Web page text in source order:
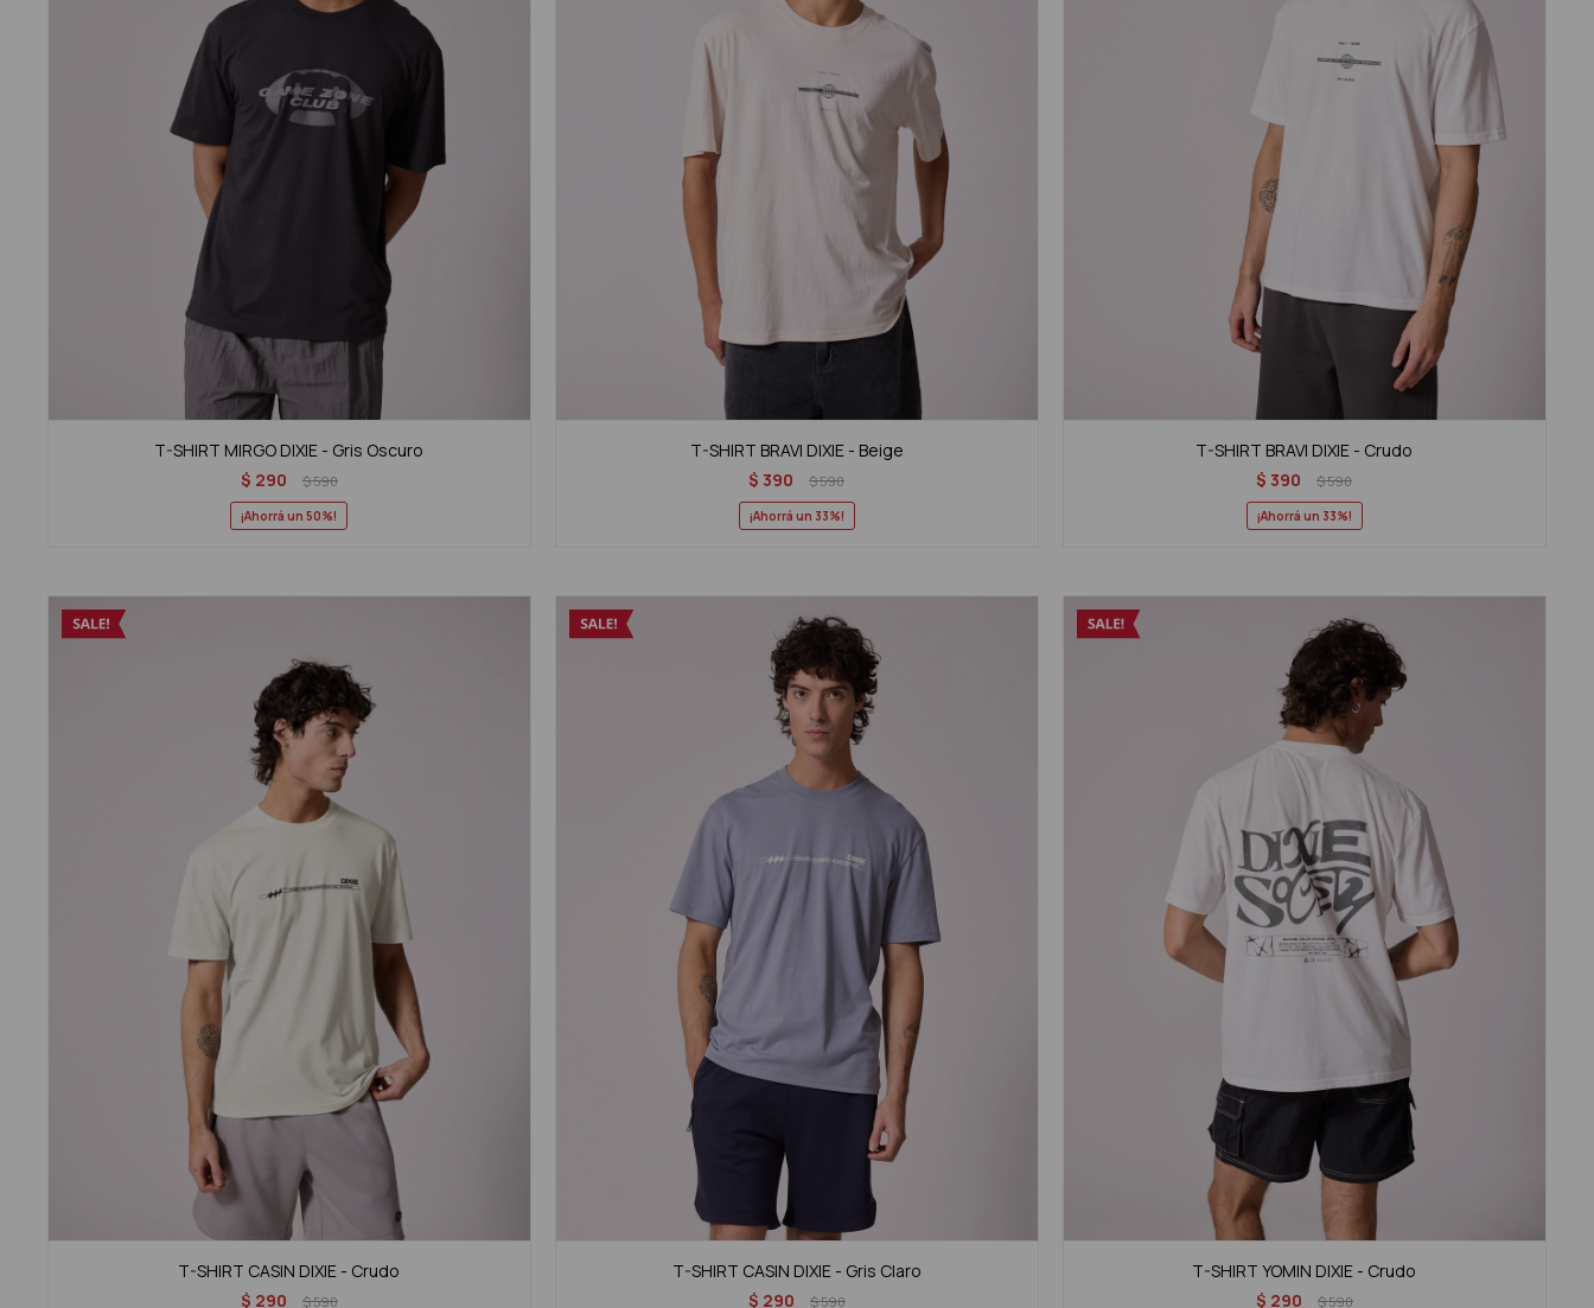
T-SHIRT MIRGO DIXIE - Gris Oscuro
$ 290 $590
50
T-SHIRT BRAVI DIXIE - Beige
$ 390 $590
33
T-SHIRT BRAVI DIXIE - Crudo
$ 390 $590
33
T-SHIRT CASIN DIXIE - Crudo
$ 290 $590
T-SHIRT CASIN DIXIE - Gris Claro
$ 290 $590
T-SHIRT YOMIN DIXIE - Crudo
$ 290 $590